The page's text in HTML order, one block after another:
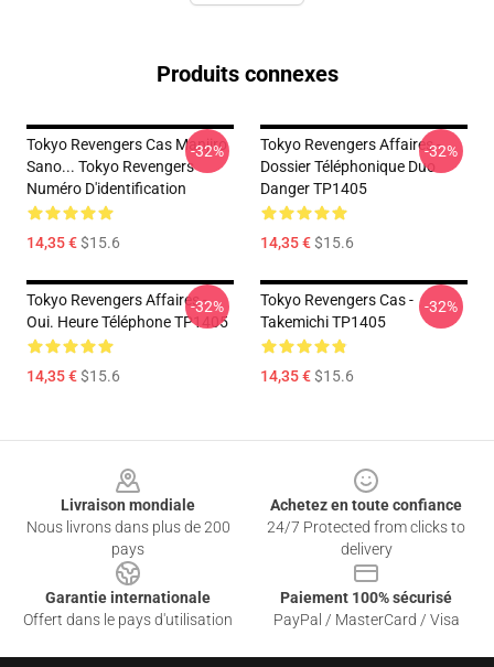
Produits connexes
Tokyo Revengers Cas Manjiro
Sano... Tokyo Revengers
Numéro D'identification
14,35 €$15.6
-32%
Tokyo Revengers Affaires -
Dossier Téléphonique Duo
Danger TP1405
14,35 €$15.6
-32%
Tokyo Revengers Affaires -
Oui. Heure Téléphone TP1405
14,35 €$15.6
-32%
Tokyo Revengers Cas -
Takemichi TP1405
14,35 €$15.6
-32%
Livraison mondiale
Nous livrons dans plus de 200
pays
Achetez en toute confiance
24/7 Protected from clicks to
delivery
Garantie internationale
Offert dans le pays d'utilisation
Paiement 100% sécurisé
PayPal / MasterCard / Visa